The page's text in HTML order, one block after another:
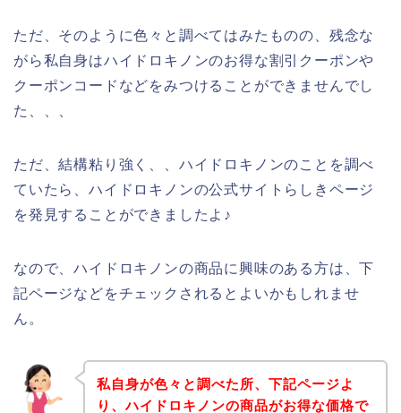
ただ、そのように色々と調べてはみたものの、残念な
がら私自身はハイドロキノンのお得な割引クーポンや
クーポンコードなどをみつけることができませんでし
た、、、
ただ、結構粘り強く、、ハイドロキノンのことを調べ
ていたら、ハイドロキノンの公式サイトらしきページ
を発見することができましたよ♪
なので、ハイドロキノンの商品に興味のある方は、下
記ページなどをチェックされるとよいかもしれませ
ん。
私自身が色々と調べた所、下記ページよ
り、ハイドロキノンの商品がお得な価格で